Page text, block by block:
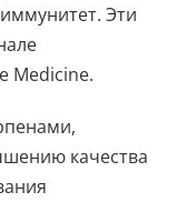
Эти
Medicine.
качества